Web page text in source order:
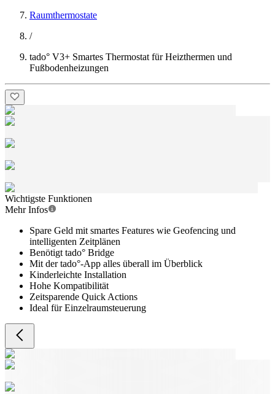
Raumthermostate
/
tado° V3+ Smartes Thermostat für Heizthermen und
Fußbodenheizungen
Wichtigste Funktionen
Mehr Infos
Spare Geld mit smartes Features wie Geofencing und
intelligenten Zeitplänen
Benötigt tado° Bridge
Mit der tado°-App alles überall im Überblick
Kinderleichte Installation
Hohe Kompatibilität
Zeitsparende Quick Actions
Ideal für Einzelraumsteuerung